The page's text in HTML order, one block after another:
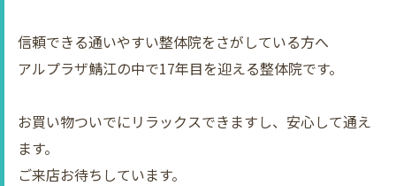
信頼できる通いやすい整体院をさがしている方へ
アルプラザ鯖江の中で17年目を迎える整体院です。
お買い物ついでにリラックスできますし、安心して通え
ます。
ご来店お待ちしています。